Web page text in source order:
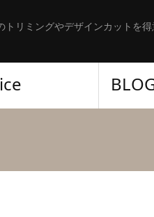
リミングやデザインカットを得